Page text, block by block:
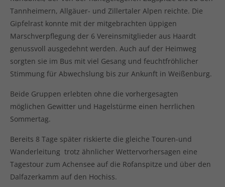
Tannheimern, Allgäuer- und Zillertaler Alpen reichte. Die
Gipfelrast konnte mit der mitgebrachten üppigen
Marschverpflegung der 6 Vereinsmitglieder aus Haardt
genussvoll ausgedehnt werden. Auch auf der Heimweg
sorgten sie im Bus mit viel Gesang und feuchtfröhlicher
Stimmung für Abwechslung bis zur Ankunft in Weißenburg.
Beide Gruppen erlebten ohne die vorhergesagten
möglichen Gewitter und Hagelstürme einen herrlichen
Sommertag.
Bereits 8 Tage später riskierte die gleiche Touren-und
Wanderleitung trotz ähnlicher Wettervorhersagen eine
Tagestour zum Achensee auf die Rofanspitze und über den
Dalfazerkamm auf den Hochiss.